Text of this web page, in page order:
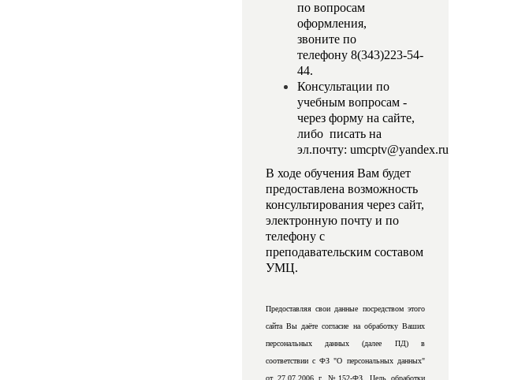
по вопросам
оформления,
звоните по
телефону 8(343)223-54-
44.
Консультации по
учебным вопросам -
через форму на сайте,
либо писать на
эл.почту: umcptv@yandex.ru
В ходе обучения Вам будет
предоставлена возможность
консультирования через сайт,
электронную почту и по
телефону с
преподавательским составом
УМЦ.
Предоставляя свои данные посредством этого
сайта Вы даёте согласие на обработку Ваших
персональных данных (далее ПД) в
соответствии с ФЗ "О персональных данных"
от 27.07.2006 г. №152-ФЗ. Цель обработки